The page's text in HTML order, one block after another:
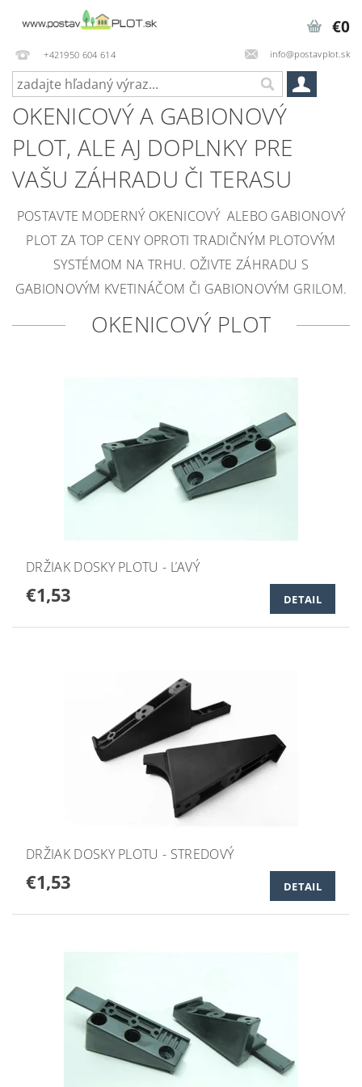
+421950 604 614 info@postavplot.sk
€0
OKENICOVÝ A GABIONOVÝ
PLOT, ALE AJ DOPLNKY PRE
VAŠU ZÁHRADU ČI TERASU
POSTAVTE MODERNÝ OKENICOVÝ ALEBO GABIONOVÝ
PLOT ZA TOP CENY OPROTI TRADIČNÝM PLOTOVÝM
SYSTÉMOM NA TRHU. OŽIVTE ZÁHRADU S
GABIONOVÝM KVETINÁČOM ČI GABIONOVÝM GRILOM.
OKENICOVÝ PLOT
DRŽIAK DOSKY PLOTU - ĽAVÝ
€1,53 DETAIL
DRŽIAK DOSKY PLOTU - STREDOVÝ
€1,53 DETAIL